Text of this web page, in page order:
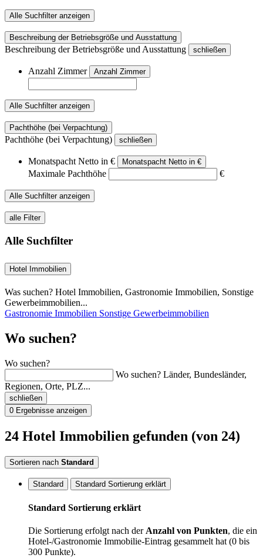
Alle Suchfilter anzeigen
Beschreibung der Betriebsgröße und Ausstattung
Beschreibung der Betriebsgröße und Ausstattung schließen
Anzahl Zimmer Anzahl Zimmer
Alle Suchfilter anzeigen
Pachthöhe (bei Verpachtung)
Pachthöhe (bei Verpachtung) schließen
Monatspacht Netto in € Monatspacht Netto in €
Maximale Pachthöhe €
Alle Suchfilter anzeigen
alle Filter
Alle Suchfilter
Hotel Immobilien
Was suchen? Hotel Immobilien, Gastronomie Immobilien, Sonstige
Gewerbeimmobilien...
Gastronomie Immobilien Sonstige Gewerbeimmobilien
Wo suchen?
Wo suchen?
Wo suchen? Länder, Bundesländer,
Regionen, Orte, PLZ...
schließen
0 Ergebnisse anzeigen
24 Hotel Immobilien gefunden (von 24)
Sortieren nach Standard
Standard Standard Sortierung erklärt
Standard Sortierung erklärt
Die Sortierung erfolgt nach der Anzahl von Punkten, die ein
Hotel-/Gastronomie Immobilie-Eintrag gesammelt hat (0 bis
300 Punkte).